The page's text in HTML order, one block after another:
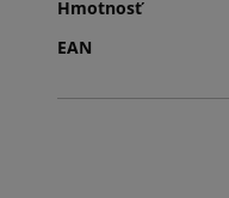
Hmotnosť
EAN